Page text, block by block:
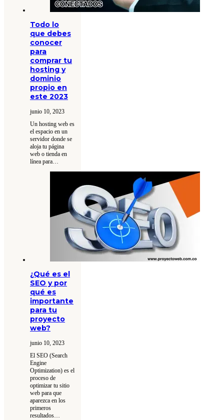
Todo lo
que debes
conocer
para
comprar tu
hosting y
dominio
propio en
este 2023
junio 10, 2023
Un hosting web es
el espacio en un
servidor donde se
aloja tu página
web o tienda en
línea para…
¿Qué es el
SEO y por
qué es
importante
para tu
proyecto
web?
junio 10, 2023
El SEO (Search
Engine
Optimization) es el
proceso de
optimizar tu sitio
web para que
aparezca en los
primeros
resultados…